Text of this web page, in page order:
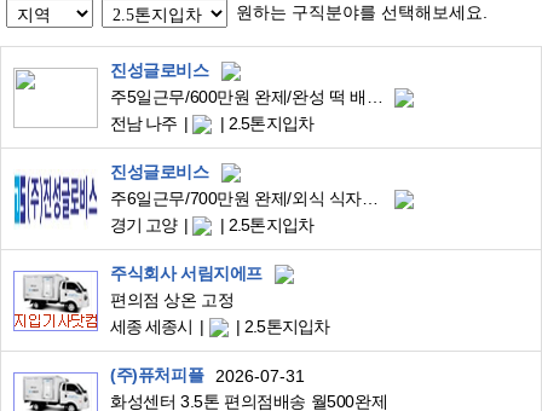
원하는 구직분야를 선택해보세요.
진성글로비스
전남 나주
2.5톤지입차
진성글로비스
경기 고양
2.5톤지입차
주식회사 서림지에프
편의점 상온 고정
세종 세종시
2.5톤지입차
(주)퓨처피플
2026-07-31
화성센터 3.5톤 편의점배송 월500완제